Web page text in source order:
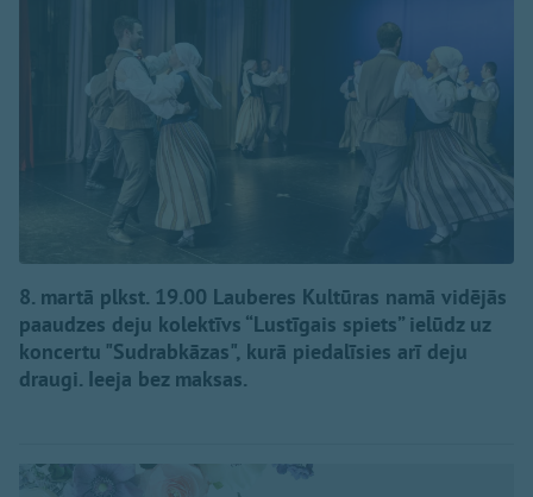
8. martā plkst. 19.00 Lauberes Kultūras namā vidējās
paaudzes deju kolektīvs “Lustīgais spiets” ielūdz uz
koncertu "Sudrabkāzas", kurā piedalīsies arī deju
draugi. Ieeja bez maksas.